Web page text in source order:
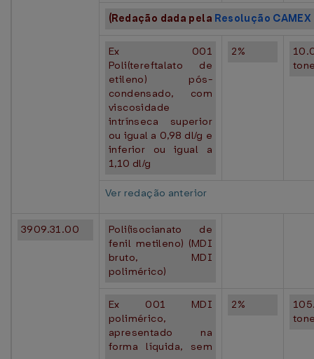
(Redação dada pela Resolução
Ex 001
Poli(tereftalato de
etileno) pós-
condensado, com
viscosidade
intrínseca superior
ou igual a 0,98 dl/g e
inferior ou igual a
1,10 dl/g
2%
Ver redação anterior
3909.31.00
Poli(isocianato de
fenil metileno) (MDI
bruto, MDI
polimérico)
Ex 001 MDI
polimérico,
apresentado na
forma líquida, sem
2%